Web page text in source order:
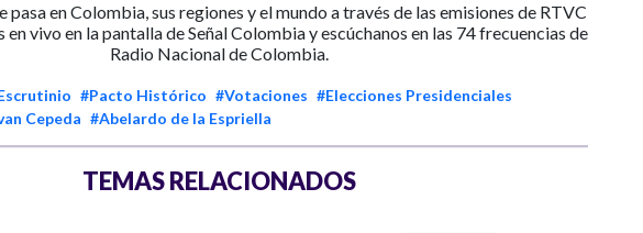
pasa en Colombia, sus regiones y el mundo a través de las emisiones de RTVC
vivo en la pantalla de Señal Colombia y escúchanos en las 74 frecuencias de
Radio Nacional de Colombia.
#Pacto Histórico #Votaciones #Elecciones Presidenciales
Cepeda #Abelardo de la Espriella
TEMAS RELACIONADOS